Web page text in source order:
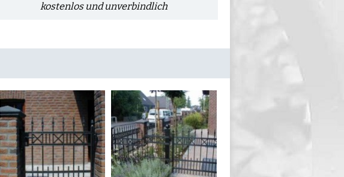
kostenlos und unverbindlich